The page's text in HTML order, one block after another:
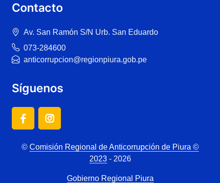
Contacto
Av. San Ramón S/N Urb. San Eduardo
073-284600
anticorrupcion@regionpiura.gob.pe
Síguenos
© Comisión Regional de Anticorrupción de Piura ©
2023- 2026
Gobierno Regional Piura